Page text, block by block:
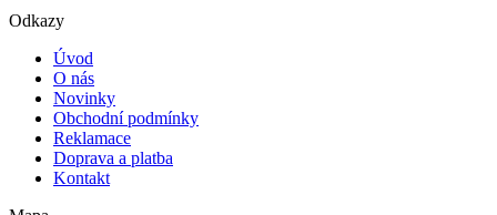
Odkazy
Úvod
O nás
Novinky
Obchodní podmínky
Reklamace
Doprava a platba
Kontakt